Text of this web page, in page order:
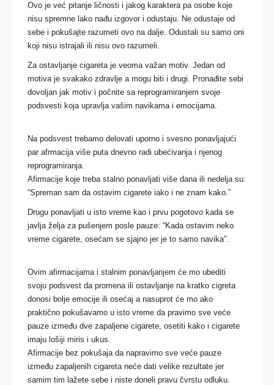
Ovo je već pitanje ličnosti i jakog karaktera pa osobe koje
nisu spremne lako nađu izgovor i odustaju. Ne odustaje od
sebe i pokušajte razumeti ovo na dalje. Odustali su samo oni
koji nisu istrajali ili nisu ovo razumeli.
Za ostavljanje cigareta je veoma važan motiv. Jedan od
motiva je svakako zdravlje a mogu biti i drugi. Pronađite sebi
dovoljan jak motiv i počnite sa reprogramiranjem svoje
podsvesti koja upravlja vašim navikama i emocijama.
Na podsvest trebamo delovati uporno i svesno ponavljajući
par afrmacija više puta dnevno radi ubećivanja i njenog
reprogramiranja.
Afirmacije koje treba stalno ponavljati više dana ili nedelja su:
“Spreman sam da ostavim cigarete iako i ne znam kako.”
Drugu ponavljati u isto vreme kao i prvu pogotovo kada se
javlja želja za pušenjem posle pauze: “Kada ostavim neko
vreme cigarete, osećam se sjajno jer je to samo navika”.
Ovim afirmacijama i stalnim ponavljanjem će mo ubediti
svoju podsvest da promena ili ostavljanje na kratko cigreta
donosi bolje emocije ili osećaj a nasuprot će mo ako
praktično pokušavamo u isto vreme da pravimo sve veće
pauze između dve zapaljene cigarete, osetiti kako i cigarete
imaju lošiji miris i ukus.
Afirmacije bez pokušaja da napravimo sve veće pauze
između zapaljenih cigareta neće dati velike rezultate jer
samim tim lažete sebe i niste doneli pravu čvrstu odluku.